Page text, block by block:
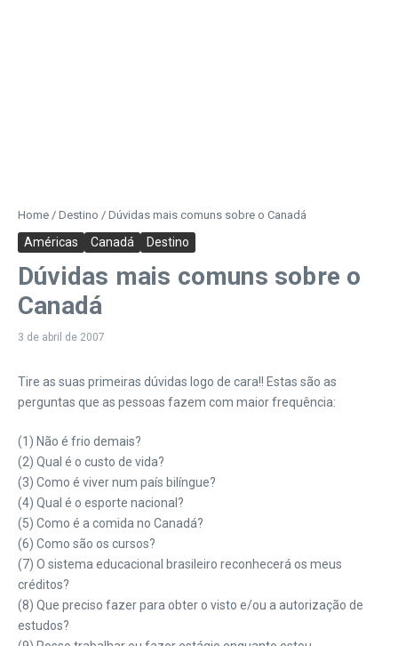
Home / Destino / Dúvidas mais comuns sobre o Canadá
Américas Canadá Destino
Dúvidas mais comuns sobre o
Canadá
3 de abril de 2007
Tire as suas primeiras dúvidas logo de cara!! Estas são as
perguntas que as pessoas fazem com maior frequência:
(1) Não é frio demais?
(2) Qual é o custo de vida?
(3) Como é viver num país bilíngue?
(4) Qual é o esporte nacional?
(5) Como é a comida no Canadá?
(6) Como são os cursos?
(7) O sistema educacional brasileiro reconhecerá os meus
créditos?
(8) Que preciso fazer para obter o visto e/ou a autorização de
estudos?